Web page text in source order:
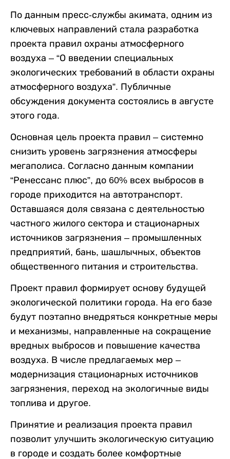
По данным пресс-службы акимата, одним из
ключевых направлений стала разработка
проекта правил охраны атмосферного
воздуха – “О введении специальных
экологических требований в области охраны
атмосферного воздуха”. Публичные
обсуждения документа состоялись в августе
этого года.
Основная цель проекта правил – системно
снизить уровень загрязнения атмосферы
мегаполиса. Согласно данным компании
“Ренессанс плюс”, до 60% всех выбросов в
городе приходится на автотранспорт.
Оставшаяся доля связана с деятельностью
частного жилого сектора и стационарных
источников загрязнения – промышленных
предприятий, бань, шашлычных, объектов
общественного питания и строительства.
Проект правил формирует основу будущей
экологической политики города. На его базе
будут поэтапно внедряться конкретные меры
и механизмы, направленные на сокращение
вредных выбросов и повышение качества
воздуха. В числе предлагаемых мер –
модернизация стационарных источников
загрязнения, переход на экологичные виды
топлива и другое.
Принятие и реализация проекта правил
позволит улучшить экологическую ситуацию
в городе и создать более комфортные